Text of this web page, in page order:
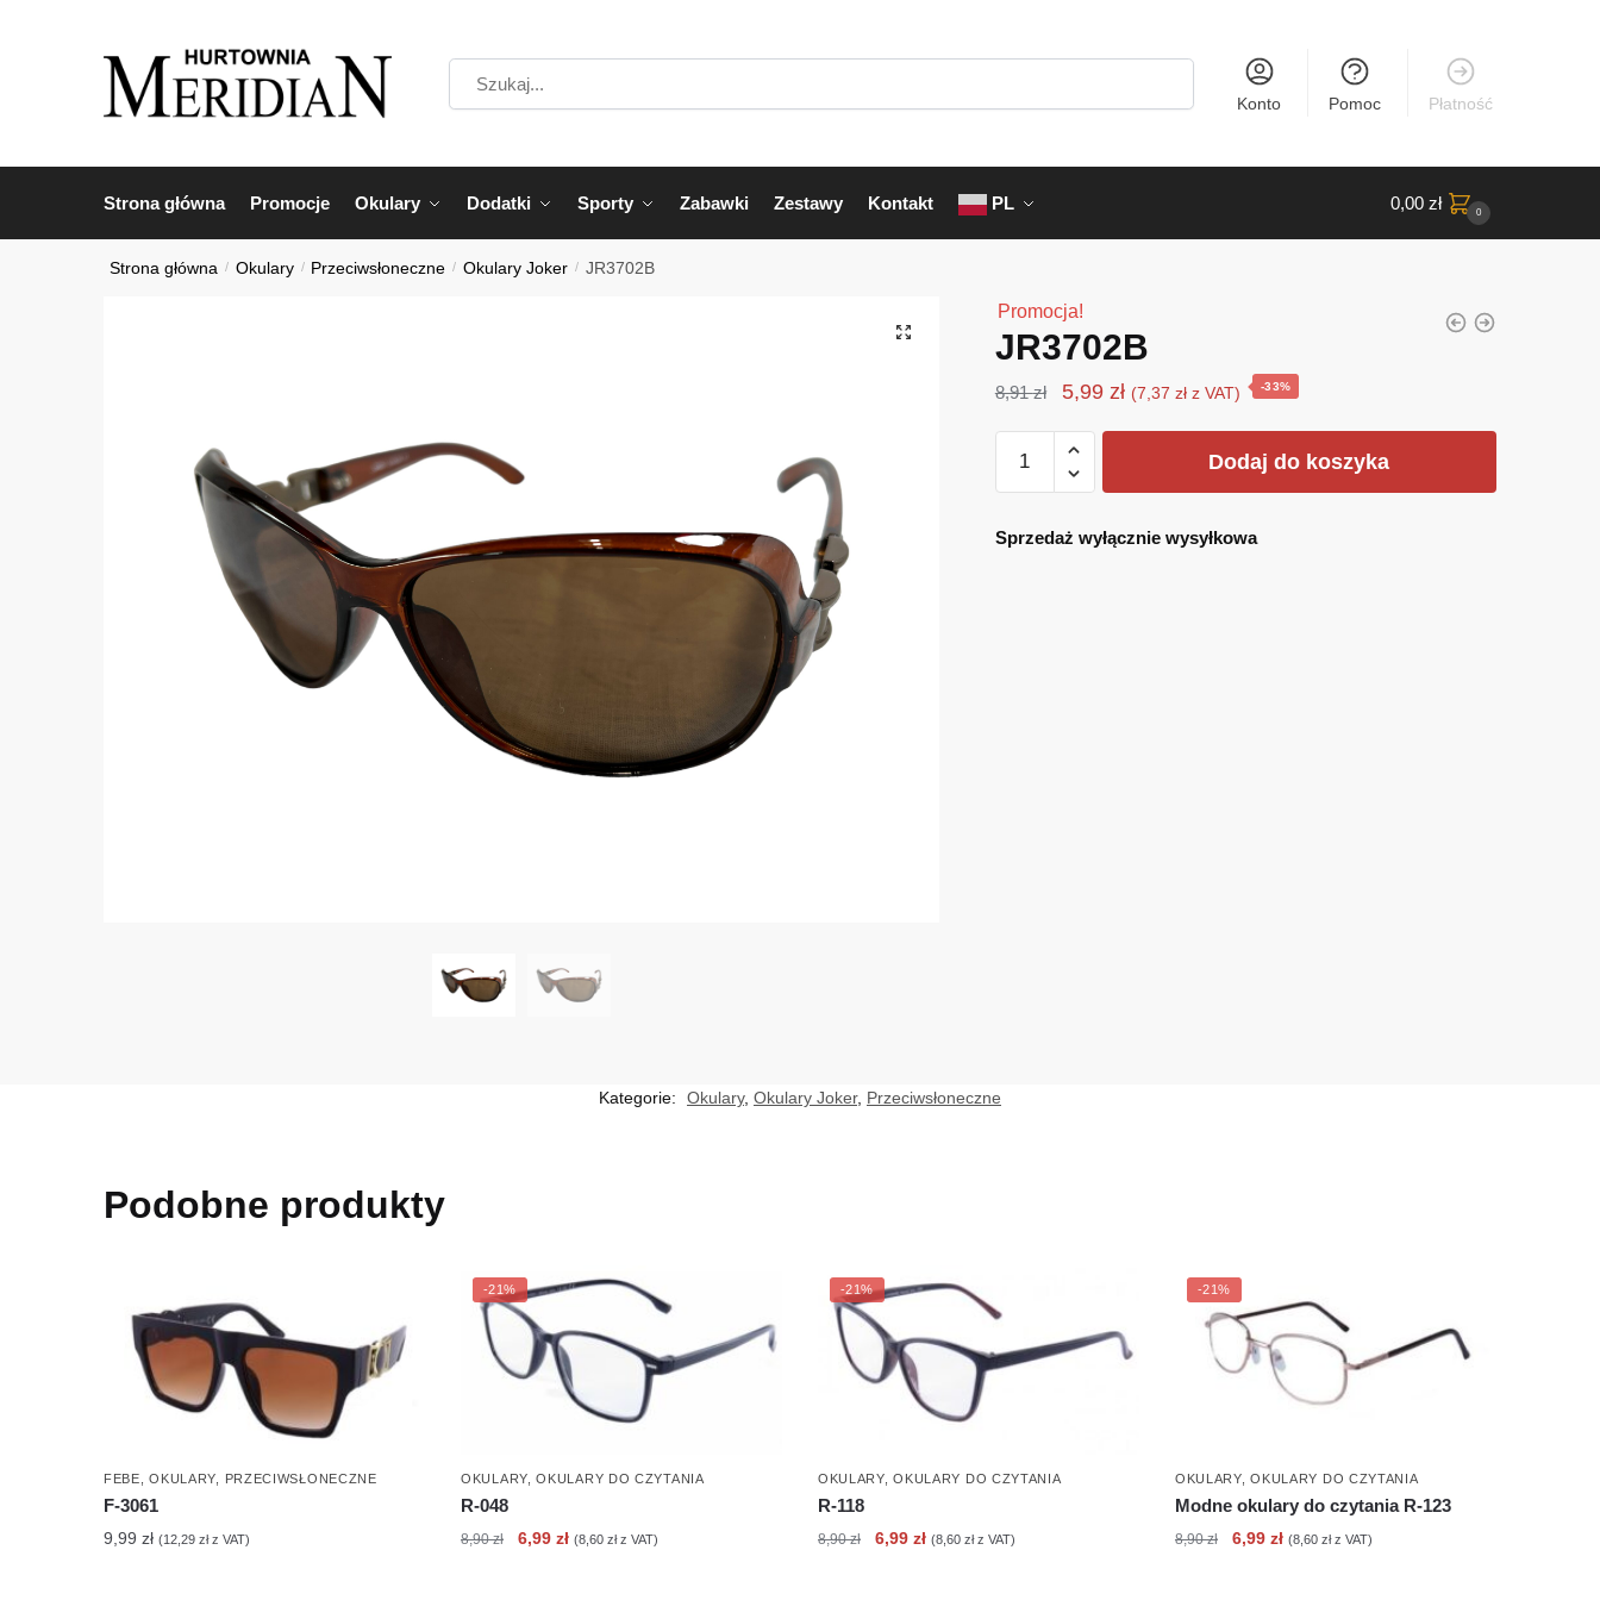
Konto Pomoc Płatność
Strona główna Promocje Okulary Dodatki Sporty Zabawki Zestawy Kontakt PL 0,00 zł 0
Strona główna / Okulary / Przeciwsłoneczne / Okulary Joker / JR3702B
Promocja!
JR3702B
8,91zł
Pierwotna
cena
wynosiła:
8,91 zł.
5,99 złAktualna
cena
5,99 zł.
(7,37 złz VAT) -33%
JR3702B
Dodaj do koszyka
Sprzedaż wyłącznie wysyłkowa
Kategorie: Okulary, Okulary Joker, Przeciwsłoneczne
Podobne produkty
FEBE,OKULARY, PRZECIWSŁONECZNE
F-3061
9,99zł (12,29złz VAT)
-21%
OKULARY,OKULARY DO CZYTANIA
R-048
8,90zł
Pierwotna
6,99 złAktualna
(8,60 złz VAT)
-21%
OKULARY,OKULARY DO CZYTANIA
R-118
8,90zł
Pierwotna
6,99 złAktualna
(8,60 złz VAT)
-21%
OKULARY,OKULARY DO CZYTANIA
Modne okulary do czytania R-123
8,90zł
Pierwotna
6,99 złAktualna
(8,60 złz VAT)